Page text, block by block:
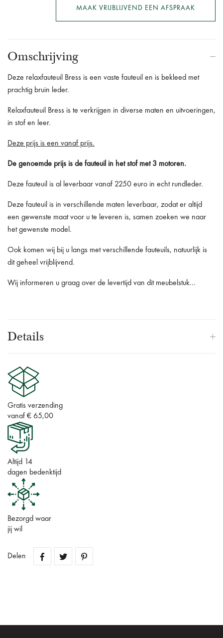
MAAK VRIJBLIJVEND EEN AFSPRAAK
Omschrijving
Deze relaxfauteuil Bress is een vaste fauteuil en is bekleed met
prachtig bruin leder.
Relaxfauteuil Bress is te verkrijgen in diverse maten en uitvoeringen,
in stof en leer.
Deze prijs is een vanaf prijs.
De genoemde prijs is de fauteuil in het stof met 3 motoren.
Deze fauteuil is al leverbaar vanaf 2250 euro in echt rundleder.
Deze fauteuil is in verschillende maten leverbaar, zodat er altijd
een gewenste maat voor u te leveren is, samen zoeken we naar
het gewenste model.
Ook komen wij bij u langs met verschillende fauteuils, natuurlijk is
dit geheel vrijblijvend.
Wij informeren u graag over de levertijd van dit meubelstuk...
Details
Gratis verzending
vanaf € 65,00
Altijd 14
dagen bedenktijd
Bezorgd waar
jij wil
Delen